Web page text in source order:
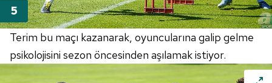
Terim bu maçı kazanarak, oyuncularına galip gelme
psikolojisini sezon öncesinden aşılamak istiyor.